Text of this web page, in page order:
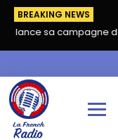
BREAKING NEWS
campagne de